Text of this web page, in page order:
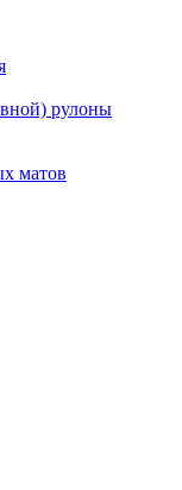
рулоны
матов